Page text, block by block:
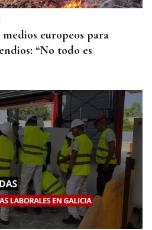
europeos para
“No todo es